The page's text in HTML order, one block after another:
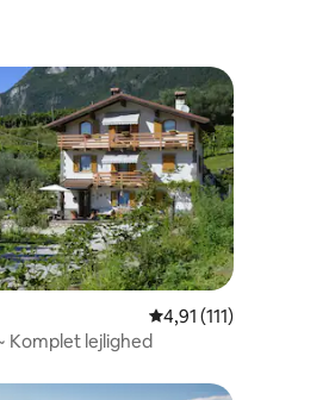
bedømmelse, 361 omtaler
4,91 ud af 5 i
4,91 (111)
Komplet lejlighed